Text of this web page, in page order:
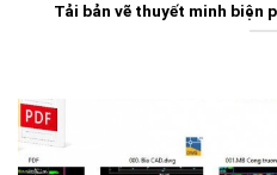
Tải bản vẽ thuyết minh biện